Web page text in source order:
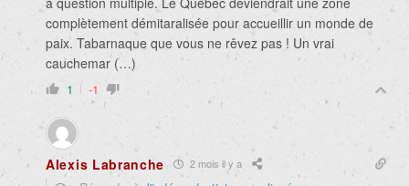
complètement démitaralisée pour accueillir un monde de
paix. Tabarnaque que vous ne rêvez pas ! Un vrai
cauchemar (…)
1 -1
Alexis Labranche 2 mois il y a